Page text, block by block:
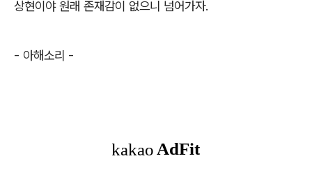
상현이야 원래 존재감이 없으니 넘어가자.
- 아해소리 -